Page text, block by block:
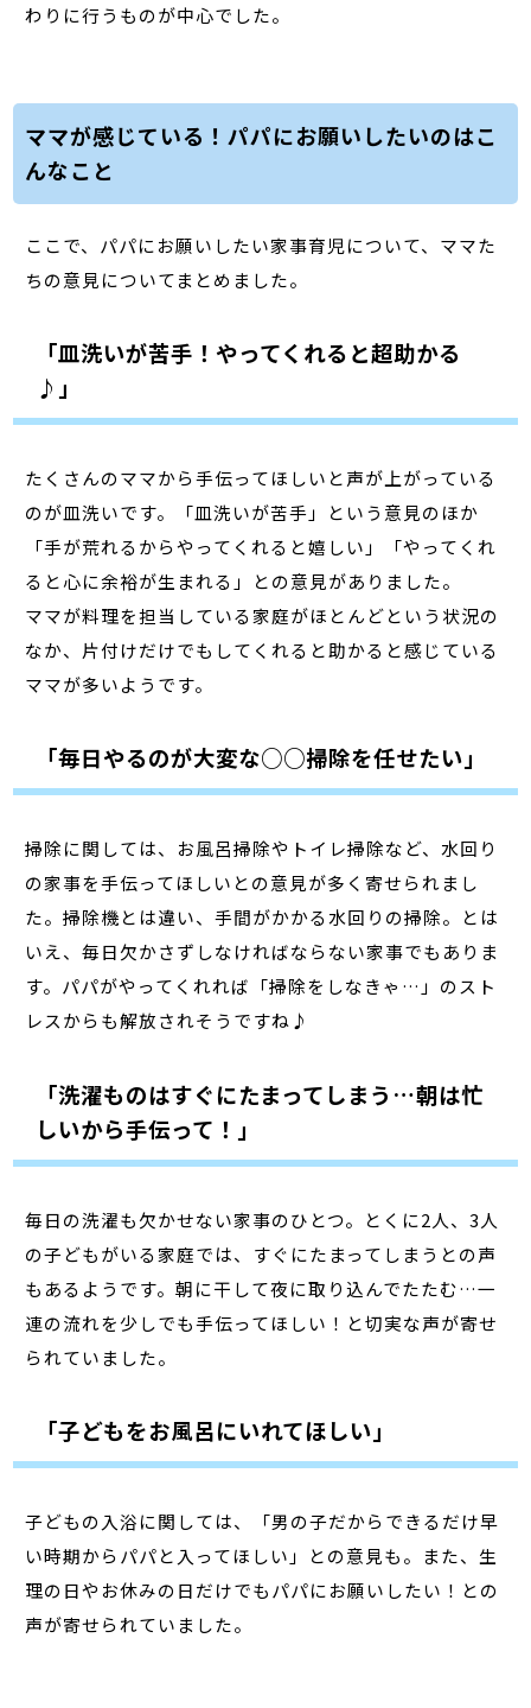
わりに行うものが中心でした。
ママが感じている！パパにお願いしたいのはこ
んなこと
ここで、パパにお願いしたい家事育児について、ママた
ちの意見についてまとめました。
「皿洗いが苦手！やってくれると超助かる
♪」
たくさんのママから手伝ってほしいと声が上がっている
のが皿洗いです。「皿洗いが苦手」という意見のほか
「手が荒れるからやってくれると嬉しい」「やってくれ
ると心に余裕が生まれる」との意見がありました。
ママが料理を担当している家庭がほとんどという状況の
なか、片付けだけでもしてくれると助かると感じている
ママが多いようです。
「毎日やるのが大変な○○掃除を任せたい」
掃除に関しては、お風呂掃除やトイレ掃除など、水回り
の家事を手伝ってほしいとの意見が多く寄せられまし
た。掃除機とは違い、手間がかかる水回りの掃除。とは
いえ、毎日欠かさずしなければならない家事でもありま
す。パパがやってくれれば「掃除をしなきゃ…」のスト
レスからも解放されそうですね♪
「洗濯ものはすぐにたまってしまう…朝は忙
しいから手伝って！」
毎日の洗濯も欠かせない家事のひとつ。とくに2人、3人
の子どもがいる家庭では、すぐにたまってしまうとの声
もあるようです。朝に干して夜に取り込んでたたむ…一
連の流れを少しでも手伝ってほしい！と切実な声が寄せ
られていました。
「子どもをお風呂にいれてほしい」
子どもの入浴に関しては、「男の子だからできるだけ早
い時期からパパと入ってほしい」との意見も。また、生
理の日やお休みの日だけでもパパにお願いしたい！との
声が寄せられていました。